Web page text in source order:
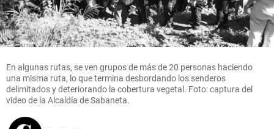
En algunas rutas, se ven grupos de más de 20 personas haciendo
una misma ruta, lo que termina desbordando los senderos
delimitados y deteriorando la cobertura vegetal. Foto: captura del
video de la Alcaldía de Sabaneta.